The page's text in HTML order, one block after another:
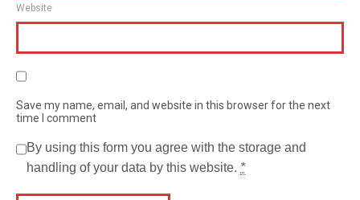
Website
Save my name, email, and website in this browser for the next
time I comment
By using this form you agree with the storage and
handling of your data by this website. *